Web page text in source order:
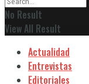
No Result
View All Result
Actualidad
Entrevistas
Editoriales